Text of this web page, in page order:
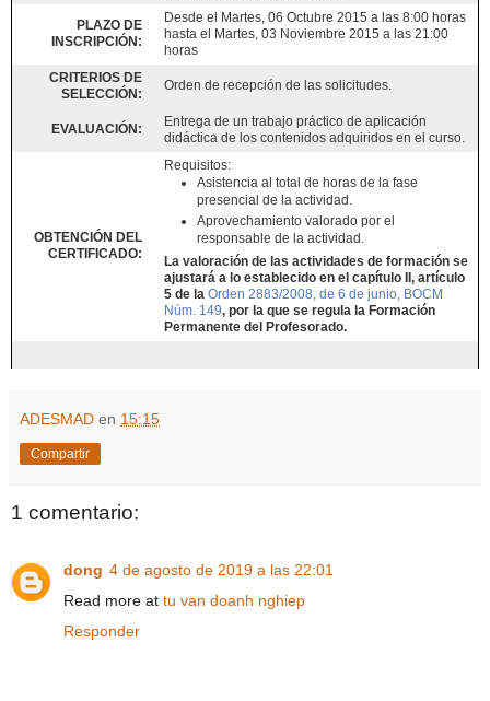
PLAZO DE
INSCRIPCIÓN:
Desde el Martes, 06 Octubre 2015 a las 8:00 horas
hasta el Martes, 03 Noviembre 2015 a las 21:00
horas
CRITERIOS DE
SELECCIÓN:
Orden de recepción de las solicitudes.
EVALUACIÓN:
Entrega de un trabajo práctico de aplicación
didáctica de los contenidos adquiridos en el curso.
OBTENCIÓN DEL
CERTIFICADO:
Requisitos:
Asistencia al total de horas de la fase
presencial de la actividad.
Aprovechamiento valorado por el
responsable de la actividad.
La valoración de las actividades de formación se
ajustará a lo establecido en el capítulo II, artículo
5 de la Orden 2883/2008, de 6 de junio, BOCM
Núm. 149, por la que se regula la Formación
Permanente del Profesorado.
ADESMAD en 15:15
Compartir
1 comentario:
dong 4 de agosto de 2019 a las 22:01
Read more at tu van doanh nghiep
Responder